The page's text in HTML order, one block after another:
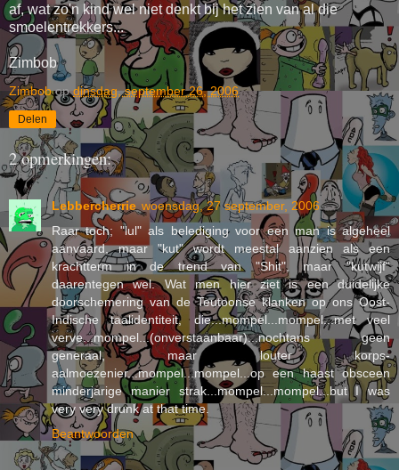
af, wat zo'n kind wel niet denkt bij het zien van al die
smoelentrekkers...
Zimbob
Zimbob opdinsdag, september 26, 2006
Delen
2 opmerkingen:
Lebbercherrie woensdag, 27 september, 2006
Raar toch; "lul" als belediging voor een man is algeheel
aanvaard, maar "kut" wordt meestal aanzien als een
krachtterm in de trend van "Shit", maar "kutwijf"
daarentegen wel. Wat men hier ziet is een duidelijke
doorschemering van de Teutoonse klanken op ons Oost-
Indische taalidentiteit, die...mompel...mompel...met veel
verve...mompel...(onverstaanbaar)...nochtans geen
generaal, maar louter korps-
aalmoezenier...mompel...mompel...op een haast obsceen
minderjarige manier strak...mompel...mompel...but I was
very very drunk at that time.
Beantwoorden